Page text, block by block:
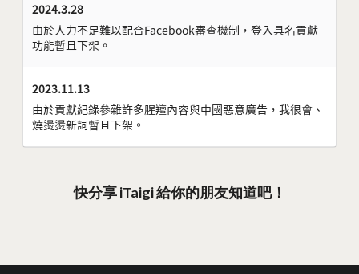
2024.3.28
由於人力不足難以配合Facebook審查機制，登入具名貢獻
功能暫且下架。
2023.11.13
由於貢獻紀錄參雜許多腥羶內容與中國惡意廣告，我很會、
燒燙燙新詞暫且下架。
快分享 iTaigi 給你的朋友知道吧！